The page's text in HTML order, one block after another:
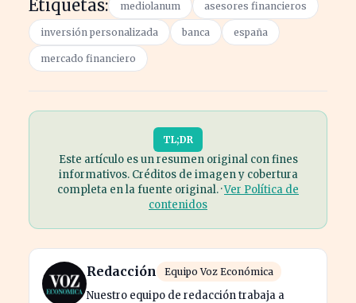
Etiquetas: mediolanum asesores financieros
inversión personalizada banca españa
mercado financiero
TL;DR
Este artículo es un resumen original con fines
informativos. Créditos de imagen y cobertura
completa en la fuente original. ·Ver Política de
contenidos
Redacción Equipo Voz Económica
Nuestro equipo de redacción trabaja a